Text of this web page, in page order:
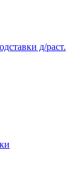
д/раст.